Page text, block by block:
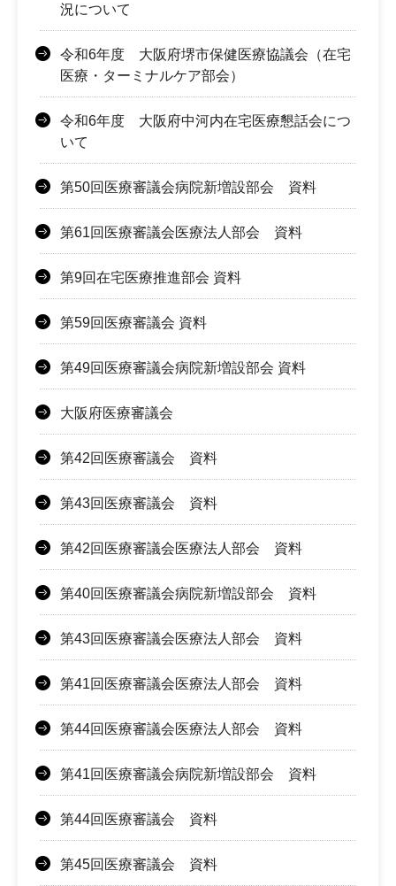
況について
令和6年度 大阪府堺市保健医療協議会（在宅
医療・ターミナルケア部会）
令和6年度 大阪府中河内在宅医療懇話会につ
いて
第50回医療審議会病院新増設部会 資料
第61回医療審議会医療法人部会 資料
第9回在宅医療推進部会 資料
第59回医療審議会 資料
第49回医療審議会病院新増設部会 資料
大阪府医療審議会
第42回医療審議会 資料
第43回医療審議会 資料
第42回医療審議会医療法人部会 資料
第40回医療審議会病院新増設部会 資料
第43回医療審議会医療法人部会 資料
第41回医療審議会医療法人部会 資料
第44回医療審議会医療法人部会 資料
第41回医療審議会病院新増設部会 資料
第44回医療審議会 資料
第45回医療審議会 資料